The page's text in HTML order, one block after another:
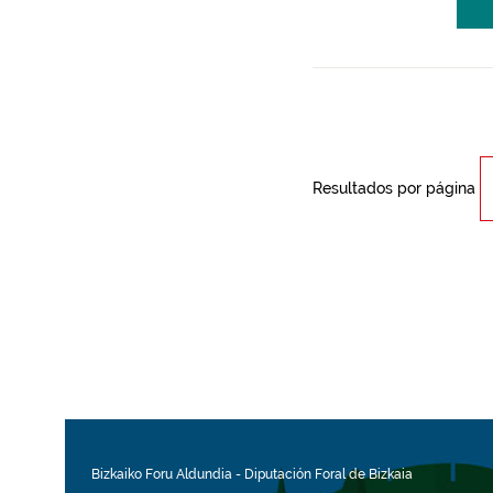
Resultados por página
Bizkaiko Foru Aldundia - Diputación Foral de Bizkaia